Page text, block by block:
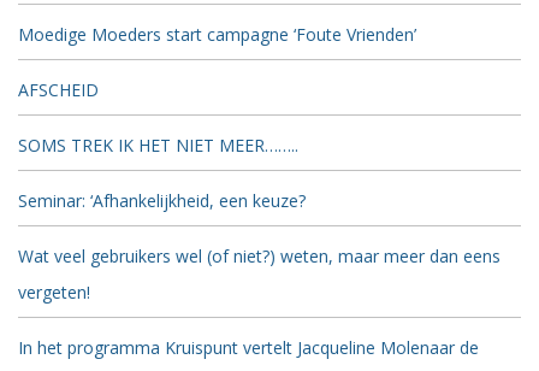
Moedige Moeders start campagne ‘Foute Vrienden’
AFSCHEID
SOMS TREK IK HET NIET MEER……..
Seminar: ‘Afhankelijkheid, een keuze?
Wat veel gebruikers wel (of niet?) weten, maar meer dan eens
vergeten!
In het programma Kruispunt vertelt Jacqueline Molenaar de